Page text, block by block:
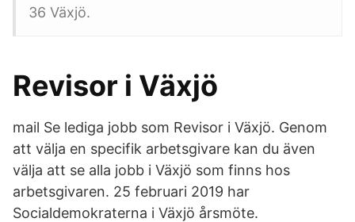
36 Växjö.
Revisor i Växjö
mail Se lediga jobb som Revisor i Växjö. Genom
att välja en specifik arbetsgivare kan du även
välja att se alla jobb i Växjö som finns hos
arbetsgivaren. 25 februari 2019 har
Socialdemokraterna i Växjö årsmöte.